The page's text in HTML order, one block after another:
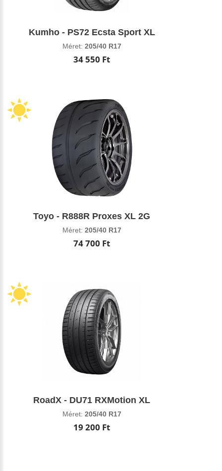
Kumho - PS72 Ecsta Sport XL
Méret: 205/40 R17
34 550 Ft
Toyo - R888R Proxes XL 2G
Méret: 205/40 R17
74 700 Ft
RoadX - DU71 RXMotion XL
Méret: 205/40 R17
19 200 Ft